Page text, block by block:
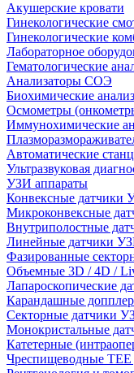
Акушерские кровати
Гинекологические
Гинекологические
Лабораторное
Гематологические
Анализаторы СОЭ
Биохимические
Осмометры
Иммунохимические
Автоматические
Ультразвуковая
УЗИ аппараты
Конвексные датчики
Микроконвексные
Внутриполостные
Линейные датчики
Фазированные
Объемные 3D / 4D /
Лапароскопические
Карандашные
Секторные датчики
Монокристальные
Катетерные
Чреспищеводные